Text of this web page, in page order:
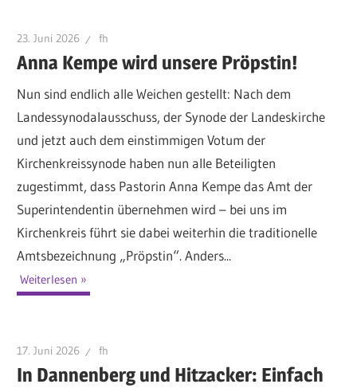
23. Juni 2026 fh
Anna Kempe wird unsere Pröpstin!
Nun sind endlich alle Weichen gestellt: Nach dem
Landessynodalausschuss, der Synode der Landeskirche
und jetzt auch dem einstimmigen Votum der
Kirchenkreissynode haben nun alle Beteiligten
zugestimmt, dass Pastorin Anna Kempe das Amt der
Superintendentin übernehmen wird – bei uns im
Kirchenkreis führt sie dabei weiterhin die traditionelle
Amtsbezeichnung „Pröpstin“. Anders...
Weiterlesen
17. Juni 2026 fh
In Dannenberg und Hitzacker: Einfach